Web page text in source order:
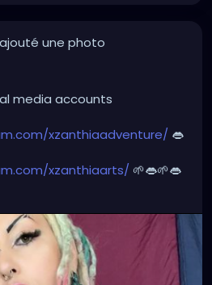
une photo
media accounts
xzanthiaadventure/ 👄
xzanthiaarts/ 🌱👄🌱👄
XZanthia-Adventure
@xzanthia.octoshroom 🌱👄